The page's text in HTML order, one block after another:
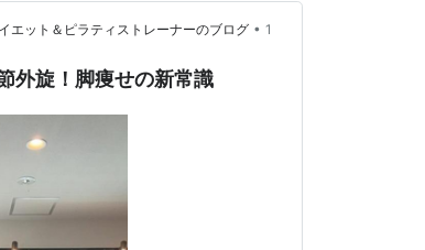
エット＆ピラティストレーナーのブログ • 1
外旋！脚痩せの新常識